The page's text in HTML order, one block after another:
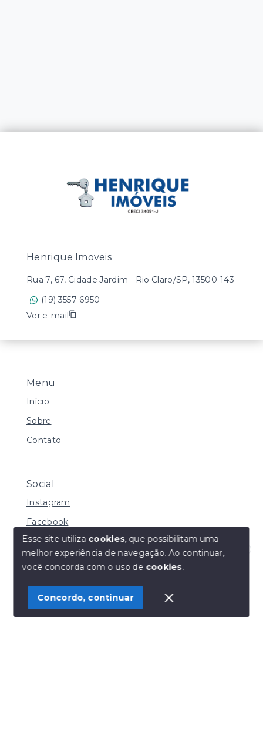
Olá! Estamos disponíveis para te ajudar.
Menu
Início
Sobre
Contato
Social
Instagram
Facebook
© Copyright 2026 - Henrique Imoveis - Todos os
SITE PARA IMOBILIARIA
Henrique Imoveis
Rua 7, 67, Cidade Jardim - Rio Claro/SP, 13500-143
(19) 3557-6950
Ver e-mail
Esse site utiliza cookies, que possibilitam uma
melhor experiência de navegação.Ao continuar,
você concorda com o uso de cookies.
Concordo, continuar